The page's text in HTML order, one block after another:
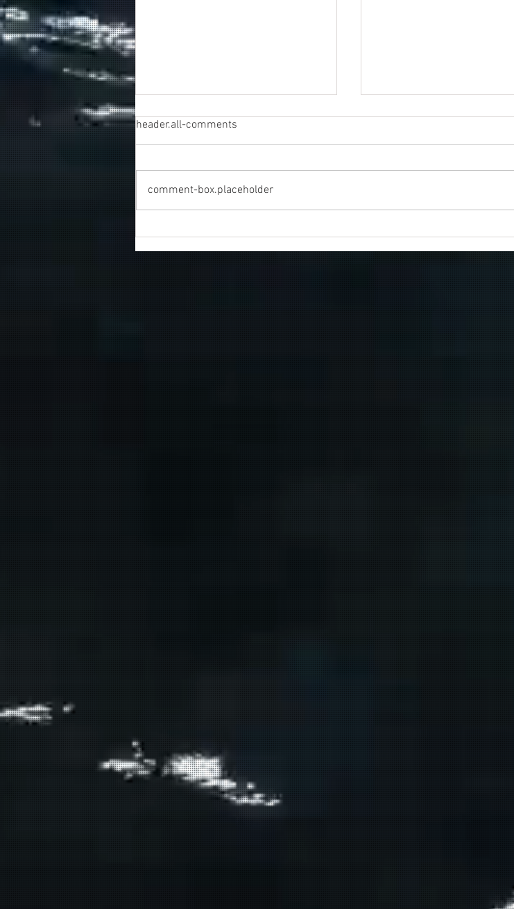
header.all-comments
comment-box.placeholder